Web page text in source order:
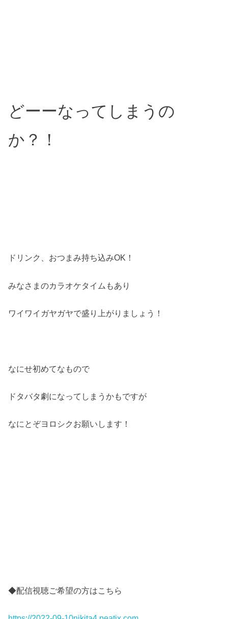
どーーなってしまうの
か？！
ドリンク、おつまみ持ち込みOK！
みなさまのカラオケタイムもあり
ワイワイガヤガヤで盛り上がりましょう！
なにせ初めてなもので
ドタバタ劇になってしまうかもですが
なにとぞヨロシクお願いします！
◆配信視聴ご希望の方はこちら